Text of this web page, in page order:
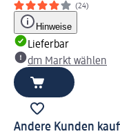
(24)
Hinweise
Lieferbar
dm Markt wählen
Andere Kunden